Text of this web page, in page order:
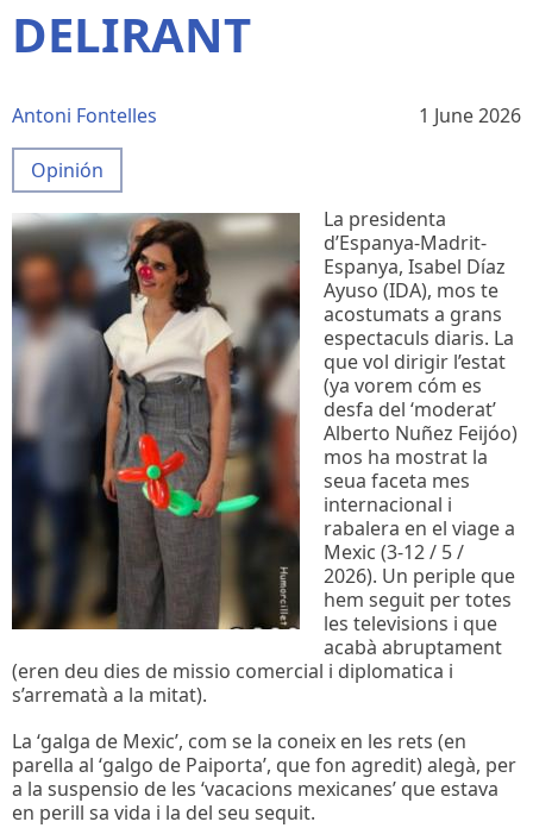
DELIRANT
Antoni Fontelles 1 June 2026
Opinión
La presidenta
d’Espanya-Madrit-
Espanya, Isabel Díaz
Ayuso (IDA), mos te
acostumats a grans
espectaculs diaris. La
que vol dirigir l’estat
(ya vorem cóm es
desfa del ‘moderat’
Alberto Nuñez Feijóo)
mos ha mostrat la
seua faceta mes
internacional i
rabalera en el viage a
Mexic (3-12 / 5 /
2026). Un periple que
hem seguit per totes
les televisions i que
acabà abruptament
(eren deu dies de missio comercial i diplomatica i
s’arrematà a la mitat).
La ‘galga de Mexic’, com se la coneix en les rets (en
parella al ‘galgo de Paiporta’, que fon agredit) alegà, per
a la suspensio de les ‘vacacions mexicanes’ que estava
en perill sa vida i la del seu sequit.